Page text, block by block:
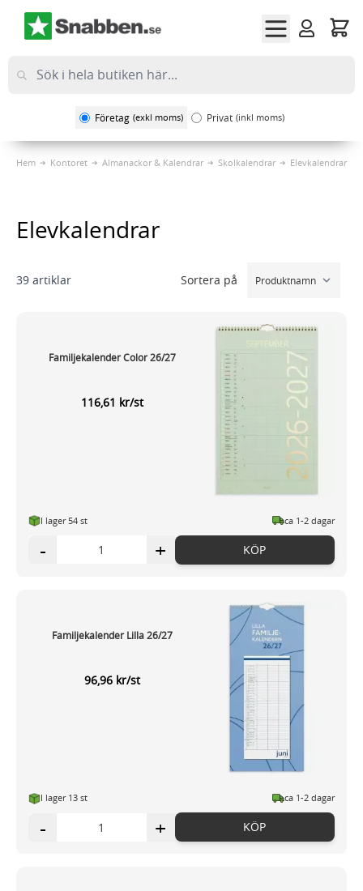
Företag (exkl moms) Privat (inkl moms)
Hem Kontoret Almanackor & Kalendrar Skolkalendrar Elevkalendrar
Elevkalendrar
39 artiklar Sortera på
Familjekalender Color 26/27
116,61 kr/st
I lager 54 st ca 1-2 dagar
- + KÖP
Familjekalender Lilla 26/27
96,96 kr/st
I lager 13 st ca 1-2 dagar
- + KÖP